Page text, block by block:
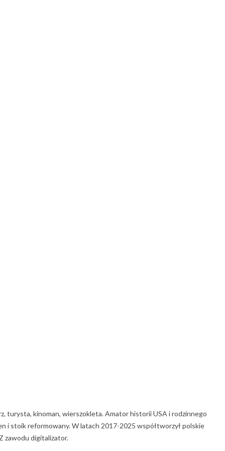
turysta, kinoman, wierszokleta. Amator historii USA i rodzinnego
i stoik reformowany. W latach 2017-2025 współtworzył polskie
zawodu digitalizator.